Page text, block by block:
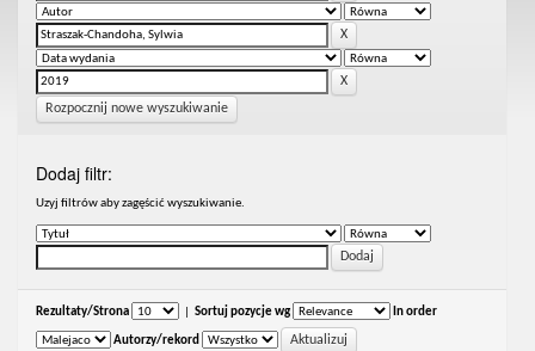
Rozpocznij nowe wyszukiwanie
Dodaj filtr:
Uzyj filtrów aby zagęścić wyszukiwanie.
Rezultaty/Strona Sortuj pozycje wg In order
Autorzy/rekord